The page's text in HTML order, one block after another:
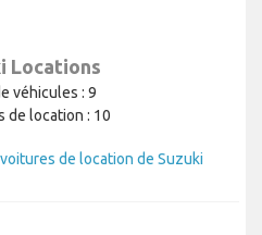
Locations
véhicules : 9
de location : 10
de location de Suzuki